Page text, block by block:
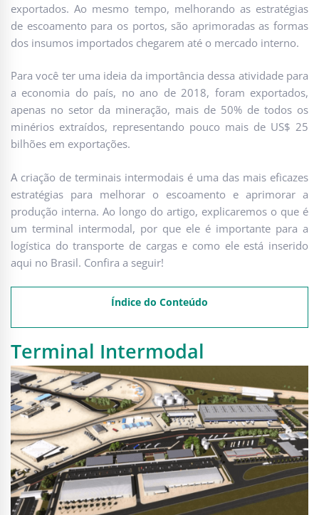
exportados. Ao mesmo tempo, melhorando as estratégias
de escoamento para os portos, são aprimoradas as formas
dos insumos importados chegarem até o mercado interno.
Para você ter uma ideia da importância dessa atividade para
a economia do país, no ano de 2018, foram exportados,
apenas no setor da mineração, mais de 50% de todos os
minérios extraídos, representando pouco mais de US$ 25
bilhões em exportações.
A criação de terminais intermodais é uma das mais eficazes
estratégias para melhorar o escoamento e aprimorar a
produção interna. Ao longo do artigo, explicaremos o que é
um terminal intermodal, por que ele é importante para a
logística do transporte de cargas e como ele está inserido
aqui no Brasil. Confira a seguir!
Índice do Conteúdo
Terminal Intermodal